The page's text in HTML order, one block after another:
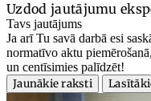
Uzdod jautājumu
Tavs jautājums
Ja arī Tu savā darbā esi
normatīvo aktu
un centīsimies palīdzēt!
Jaunākie raksti